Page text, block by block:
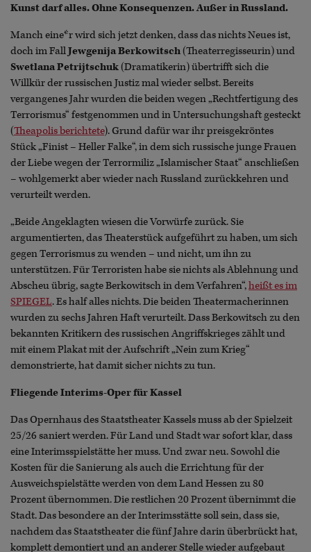
Kunst darf alles. Ohne Konsequenzen. Außer in Russland.
Manch eine*r wird sich jetzt denken, dass das nichts Neues ist,
doch im FallJewgenija Berkowitsch(Theaterregisseurin) und
Swetlana Petrijtschuk(Dramatikerin) übertrifft sich die
Willkür der russischen Justiz mal wieder selbst. Bereits
vergangenes Jahr wurden die beiden wegen „Rechtfertigung des
Terrorismus“ festgenommen und in Untersuchungshaft gesteckt
(Theapolis berichtete). Grund dafür war ihr preisgekröntes
Stück „Finist – Heller Falke“, in dem sich russische junge Frauen
der Liebe wegen der Terrormiliz „Islamischer Staat“ anschließen
– wohlgemerkt aber wieder nach Russland zurückkehren und
verurteilt werden.
„Beide Angeklagten wiesen die Vorwürfe zurück. Sie
argumentierten, das Theaterstück aufgeführt zu haben, um sich
gegen Terrorismus zu wenden – und nicht, um ihn zu
unterstützen. Für Terroristen habe sie nichts als Ablehnung und
Abscheu übrig, sagte Berkowitsch in dem Verfahren“,heißt es im
SPIEGEL. Es half alles nichts. Die beiden Theatermacherinnen
wurden zu sechs Jahren Haft verurteilt. Dass Berkowitsch zu den
bekannten Kritikern des russischen Angriffskrieges zählt und
mit einem Plakat mit der Aufschrift „Nein zum Krieg“
demonstrierte, hat damit sicher nichts zu tun.
Fliegende Interims-Oper für Kassel
Das Opernhaus des Staatstheater Kassels muss ab der Spielzeit
25/26 saniert werden. Für Land und Stadt war sofort klar, dass
eine Interimsspielstätte her muss. Und zwar neu. Sowohl die
Kosten für die Sanierung als auch die Errichtung für der
Ausweichspielstätte werden von dem Land Hessen zu 80
Prozent übernommen. Die restlichen 20 Prozent übernimmt die
Stadt. Das besondere an der Interimsstätte soll sein, dass sie,
nachdem das Staatstheater die fünf Jahre darin überbrückt hat,
komplett demontiert und an anderer Stelle wieder aufgebaut